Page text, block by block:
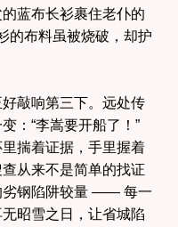
蓝布长衫裹住老仆的
布料虽被烧破，却护
敲响第三下。远处传
：“李嵩要开船了！”
揣着证据，手里握着
从来不是简单的找证
劣钢陷阱较量 —— 每一
昭雪之日，让省城陷